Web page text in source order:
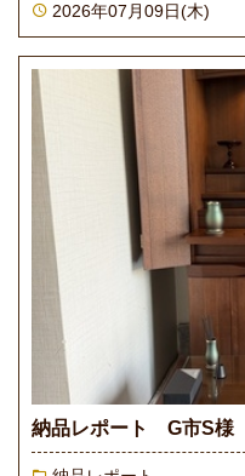
2026年07月09日(木)
納品レポート G市S様